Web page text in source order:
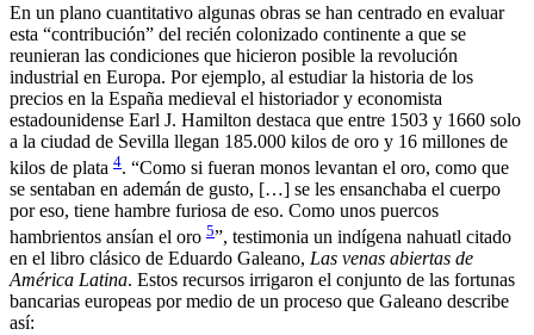
En un plano cuantitativo algunas obras se han centrado en evaluar
esta “contribución” del recién colonizado continente a que se
reunieran las condiciones que hicieron posible la revolución
industrial en Europa. Por ejemplo, al estudiar la historia de los
precios en la España medieval el historiador y economista
estadounidense Earl J. Hamilton destaca que entre 1503 y 1660 solo
a la ciudad de Sevilla llegan 185.000 kilos de oro y 16 millones de
kilos de plata 4. “Como si fueran monos levantan el oro, como que
se sentaban en ademán de gusto, […] se les ensanchaba el cuerpo
por eso, tiene hambre furiosa de eso. Como unos puercos
hambrientos ansían el oro 5”, testimonia un indígena nahuatl citado
en el libro clásico de Eduardo Galeano, Las venas abiertas de
América Latina. Estos recursos irrigaron el conjunto de las fortunas
bancarias europeas por medio de un proceso que Galeano describe
así: